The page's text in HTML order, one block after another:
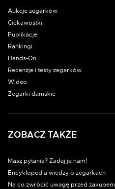
Aukcje zegarków
Ciekawostki
Publikacje
Rankingi
Hands-On
Recenzje i testy zegarków
Wideo
Zegarki damskie
ZOBACZ TAKŻE
Masz pytania? Zadaj je nam!
Encyklopedia wiedzy o zegarkach
Na co zwrócić uwagę przed zakupem